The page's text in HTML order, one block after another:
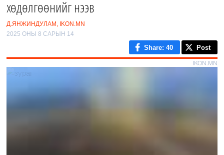
хөдөлгөөнийг нээв
Д.ЯНЖИНДУЛАМ, IKON.MN
2025 ОНЫ 8 САРЫН 14
Share: 40 Post
IKON.MN